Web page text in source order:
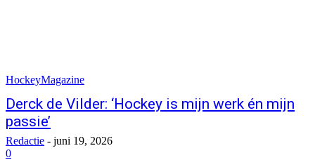
HockeyMagazine
Derck de Vilder: ‘Hockey is mijn werk én mijn
passie’
Redactie - juni 19, 2026
0